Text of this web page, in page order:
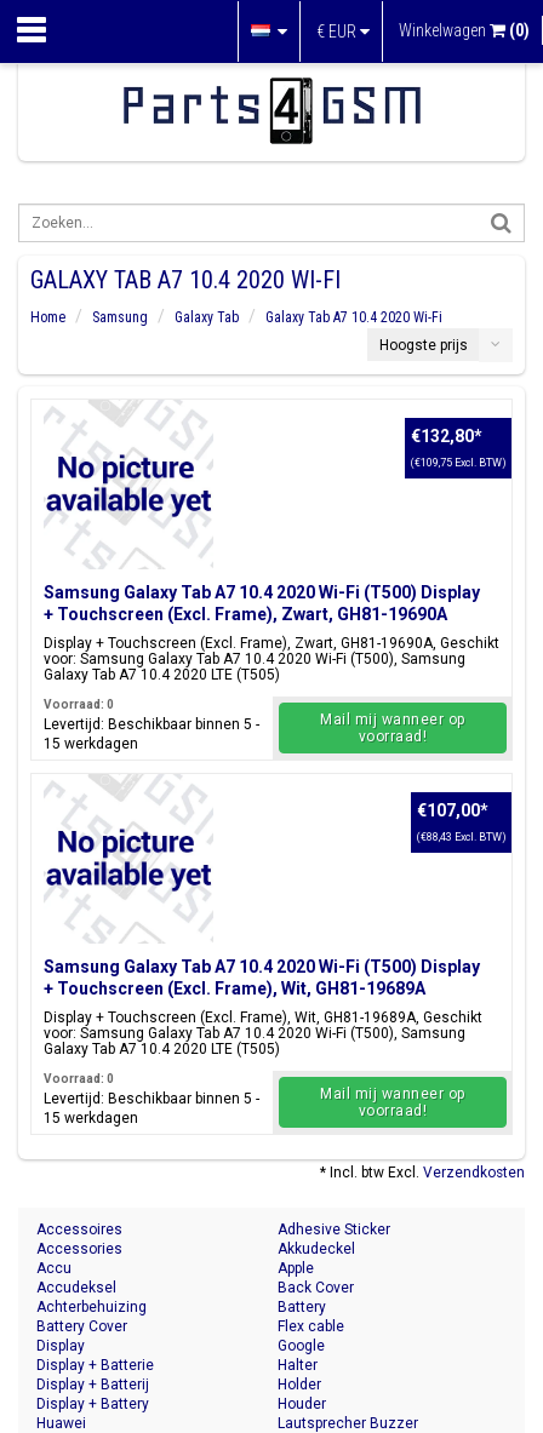
€ EUR Winkelwagen (0)
GALAXY TAB A7 10.4 2020 WI-FI
Home Samsung Galaxy Tab
Galaxy Tab A7 10.4 2020 Wi-Fi
Hoogste prijs
Samsung Galaxy Tab A7 10.4 2020 Wi-Fi (T500) Display
+ Touchscreen (Excl. Frame), Zwart, GH81-19690A
Display + Touchscreen (Excl. Frame), Zwart, GH81-19690A, Geschikt
voor: Samsung Galaxy Tab A7 10.4 2020 Wi-Fi (T500), Samsung
Galaxy Tab A7 10.4 2020 LTE (T505)
€132,80*
(€109,75 Excl. BTW)
Voorraad: 0
Levertijd: Beschikbaar binnen 5 -
15 werkdagen
Mail mij wanneer op
voorraad!
Samsung Galaxy Tab A7 10.4 2020 Wi-Fi (T500) Display
+ Touchscreen (Excl. Frame), Wit, GH81-19689A
Display + Touchscreen (Excl. Frame), Wit, GH81-19689A, Geschikt
voor: Samsung Galaxy Tab A7 10.4 2020 Wi-Fi (T500), Samsung
Galaxy Tab A7 10.4 2020 LTE (T505)
€107,00*
(€88,43 Excl. BTW)
Voorraad: 0
Levertijd: Beschikbaar binnen 5 -
15 werkdagen
Mail mij wanneer op
voorraad!
* Incl. btw Excl. Verzendkosten
Accessoires
Accessories
Accu
Accudeksel
Achterbehuizing
Adhesive Sticker
Akkudeckel
Apple
Back Cover
Battery
Battery Cover
Display
Display + Batterie
Display + Batterij
Display + Battery
Flex cable
Google
Halter
Holder
Houder
Huawei
Lautsprecher Buzzer